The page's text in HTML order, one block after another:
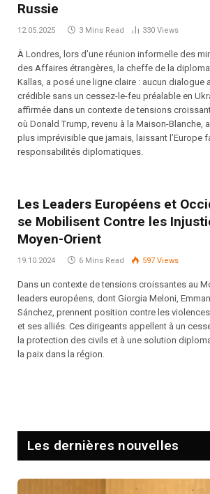
Russie
12.05.2025 3 Mins Read 330 Views
À Londres, lors d’une réunion informelle des
des Affaires étrangères, la cheffe de la
Kallas, a posé une ligne claire : aucun dialogue
crédible sans un cessez-le-feu préalable en
affirmée dans un contexte de tensions
où Donald Trump, revenu à la Maison-Blanche,
plus imprévisible que jamais, laissant l’Europe
responsabilités diplomatiques.
Les Leaders Européens et
se Mobilisent Contre les
Moyen-Orient
19.10.2024 6 Mins Read 597 Views
Dans un contexte de tensions croissantes au
leaders européens, dont Giorgia Meloni,
Sánchez, prennent position contre les
et ses alliés. Ces dirigeants appellent à un
la protection des civils et à une solution
la paix dans la région.
Les dernières nouvelles